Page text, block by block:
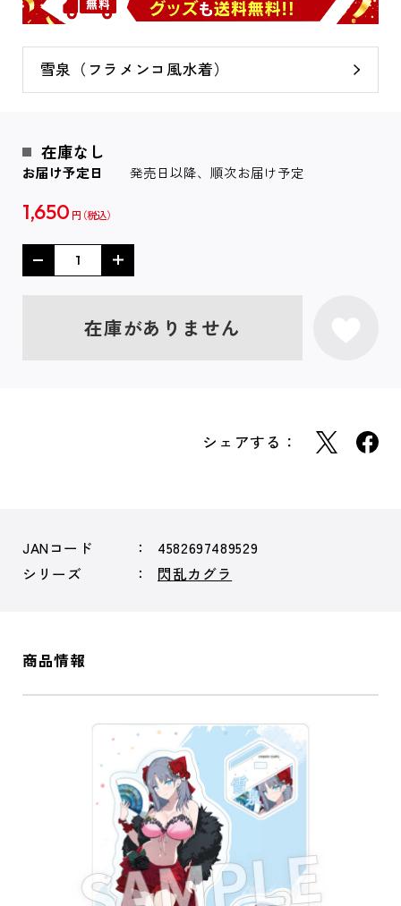
雪泉（フラメンコ風水着）
在庫なし
お届け予定日 発売日以降、順次お届け予定
1,650 円
在庫がありません
シェアする：
JANコード
4582697489529
シリーズ
閃乱カグラ
商品情報